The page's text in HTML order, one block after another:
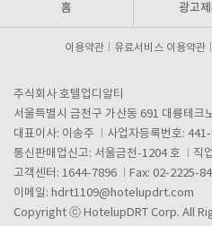
홈 광고
이용약관 유료서비스 이용약관
주식회사 호텔업디알티
서울특별시 금천구 가산동 691 대륭테크
대표이사: 이송주
사업자등록번호:
통신판매업신고: 서울금천-1204 호
직
고객센터: 1644-7896
Fax: 02-2225-
이메일: hdrt1109@hotelupdrt.com
Copyright ⓒ HotelupDRT Corp. All